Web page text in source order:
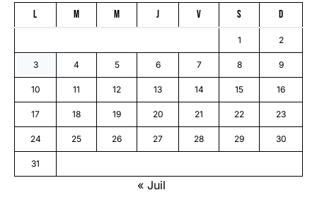
L M M J V S D
1 2
3 4 5 6 7 8 9
10 11 12 13 14 15 16
17 18 19 20 21 22 23
24 25 26 27 28 29 30
31
« Juil